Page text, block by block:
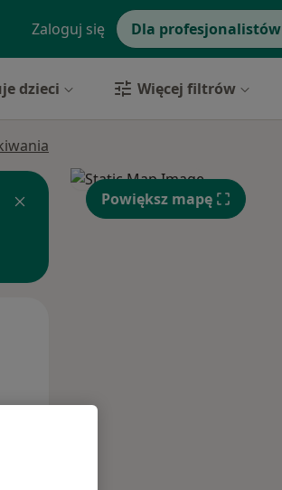
Zaloguj się Dla profesjonalistów
dzieci Więcej filtrów
Powiększ mapę